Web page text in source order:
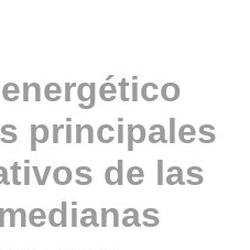
principales
de las